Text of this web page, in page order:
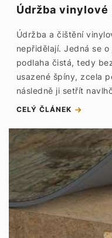
Údržba
Údržba a čištění
nepřidělají. Jedná se
podlaha čistá, tedy
usazené špíny, zcela
následně ji setřít
CELÝ ČLÁNEK